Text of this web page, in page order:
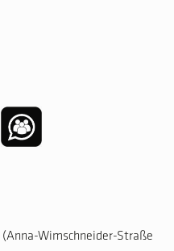
Wimschneider-Straße